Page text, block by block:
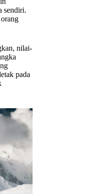
sendiri.
nilai-
pada